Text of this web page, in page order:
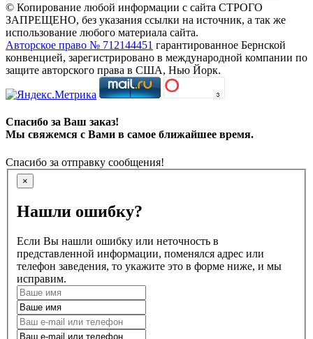
© Копирование любой информации с сайта СТРОГО
ЗАПРЕЩЕНО, без указания ссылки на источник, а так же
использование любого материала сайта.
Авторское право № 712144451 гарантированное Бернской
конвенцией, зарегистрировано в международной компании по
защите авторского права в США, Нью Йорк.
Спасибо за Ваш заказ!
Мы свяжемся с Вами в самое ближайшее время.
Спасибо за отправку сообщения!
×
Нашли ошибку?
Если Вы нашли ошибку или неточность в
представленной информации, поменялся адрес или
телефон заведения, то укажите это в форме ниже, и мы
исправим.